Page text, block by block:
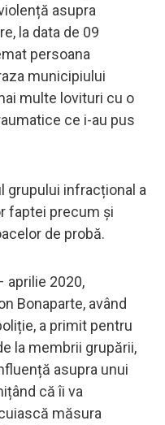
asupra
la data de 09
persoana
municipiului
multe lovituri cu o
ce i-au pus
grupului infracțional a
faptei precum și
de probă.
aprilie 2020,
Bonaparte, având
a primit pentru
la membrii grupării,
asupra unui
că îi va
măsura